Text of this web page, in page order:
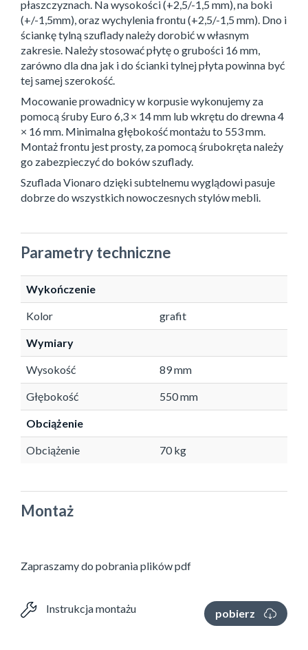
płaszczyznach. Na wysokości (+2,5/-1,5 mm), na boki
(+/-1,5mm), oraz wychylenia frontu (+2,5/-1,5 mm). Dno i
ściankę tylną szuflady należy dorobić w własnym
zakresie. Należy stosować płytę o grubości 16 mm,
zarówno dla dna jak i do ścianki tylnej płyta powinna być
tej samej szerokość.
Mocowanie prowadnicy w korpusie wykonujemy za
pomocą śruby Euro 6,3 × 14 mm lub wkrętu do drewna 4
× 16 mm. Minimalna głębokość montażu to 553 mm.
Montaż frontu jest prosty, za pomocą śrubokręta należy
go zabezpieczyć do boków szuflady.
Szuflada Vionaro dzięki subtelnemu wyglądowi pasuje
dobrze do wszystkich nowoczesnych stylów mebli.
Parametry techniczne
Wykończenie
Kolor grafit
Wymiary
Wysokość 89 mm
Głębokość 550 mm
Obciążenie
Obciążenie 70 kg
Montaż
Zapraszamy do pobrania plików pdf
Instrukcja montażu pobierz